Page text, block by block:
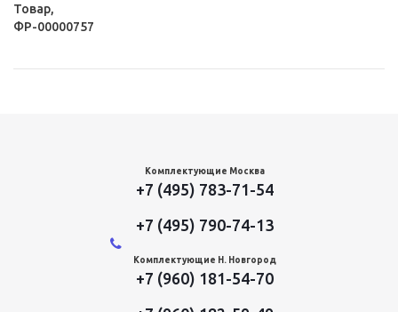
Товар,
ФР-00000757
Комплектующие Москва
+7 (495) 783-71-54
+7 (495) 790-74-13
Комплектующие Н. Новгород
+7 (960) 181-54-70